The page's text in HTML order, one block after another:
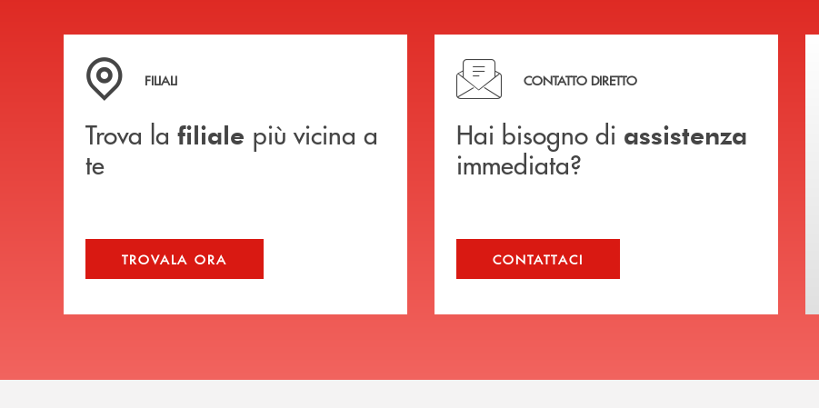
Trova la filiale più vicina a te
FILIALI
Trova la filiale più vicina a
te
TROVALA ORA
Hai bisogno di assistenza immediata?
CONTATTO DIRETTO
Hai bisogno di assistenza
immediata?
CONTATTACI